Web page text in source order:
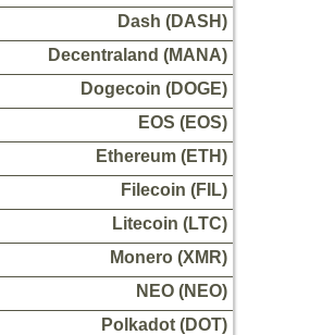
Dash (DASH)
Decentraland (MANA)
Dogecoin (DOGE)
EOS (EOS)
Ethereum (ETH)
Filecoin (FIL)
Litecoin (LTC)
Monero (XMR)
NEO (NEO)
Polkadot (DOT)